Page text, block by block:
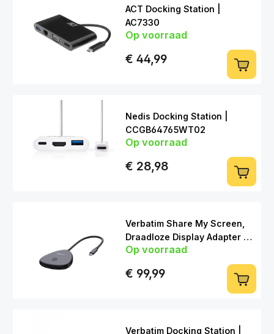
ACT Docking Station |
AC7330
USB-C > HDMI | VGA | LAN | USB-A
Op voorraad
€ 44,99
Nedis Docking Station |
CCGB64765WT02
USB-C > HDMI | USB-C | USB-A
Op voorraad
€ 28,98
Verbatim Share My Screen,
Draadloze Display Adapter +
Hub
Op voorraad
€ 99,99
Verbatim Docking Station |